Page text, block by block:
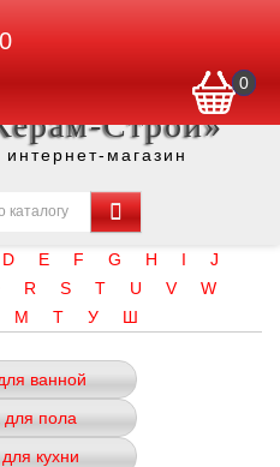
0
Строй»
интернет-магазин
D E F G H I
J
R S T U V
W
М Т У Ш
ванной
для пола
кухни